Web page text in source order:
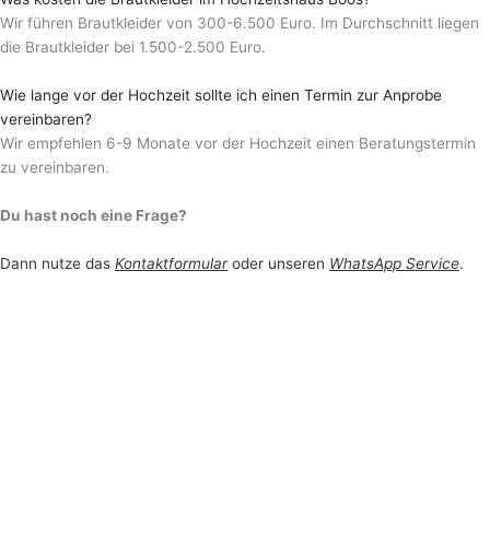
Wir führen Brautkleider von 300-6.500 Euro. Im Durchschnitt liegen
die Brautkleider bei 1.500-2.500 Euro.
Wie lange vor der Hochzeit sollte ich einen Termin zur Anprobe
vereinbaren?
Wir empfehlen 6-9 Monate vor der Hochzeit einen Beratungstermin
zu vereinbaren.
Du hast noch eine Frage?
Dann nutze das Kontaktformular oder unseren WhatsApp Service.